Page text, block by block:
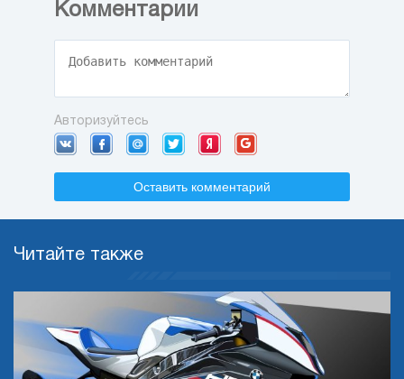
Комментарии
Авторизуйтесь
Оставить комментарий
Читайте также